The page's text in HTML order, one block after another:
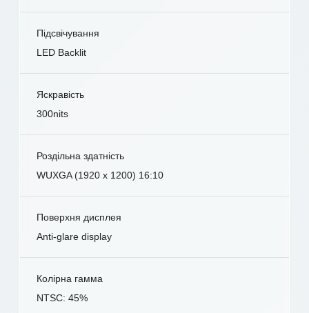
Підсвічування
LED Backlit
Яскравість
300nits
Роздільна здатність
WUXGA (1920 x 1200) 16:10
Поверхня дисплея
Anti-glare display
Колірна гамма
NTSC: 45%